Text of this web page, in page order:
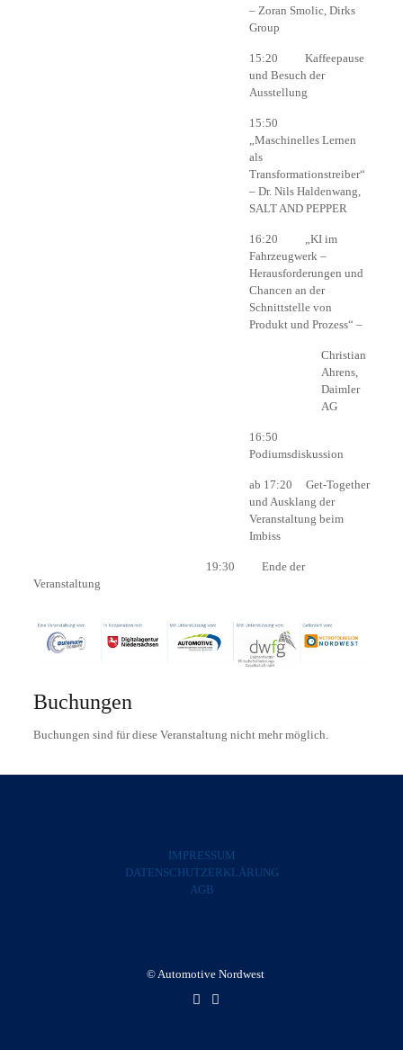
– Zoran Smolic, Dirks
Group
15:20 Kaffeepause
und Besuch der
Ausstellung
15:50
„Maschinelles Lernen
als
Transformationstreiber“
– Dr. Nils Haldenwang,
SALT AND PEPPER
16:20 „KI im
Fahrzeugwerk –
Herausforderungen und
Chancen an der
Schnittstelle von
Produkt und Prozess“ –
Christian
Ahrens,
Daimler
AG
16:50
Podiumsdiskussion
ab 17:20 Get-Together
und Ausklang der
Veranstaltung beim
Imbiss
19:30 Ende der
Veranstaltung
Buchungen
Buchungen sind für diese Veranstaltung nicht mehr möglich.
IMPRESSUM
DATENSCHUTZERKLÄRUNG
AGB
© Automotive Nordwest